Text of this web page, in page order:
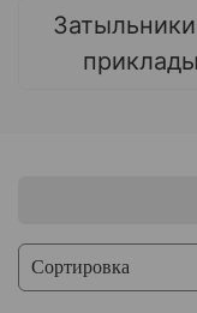
приклады